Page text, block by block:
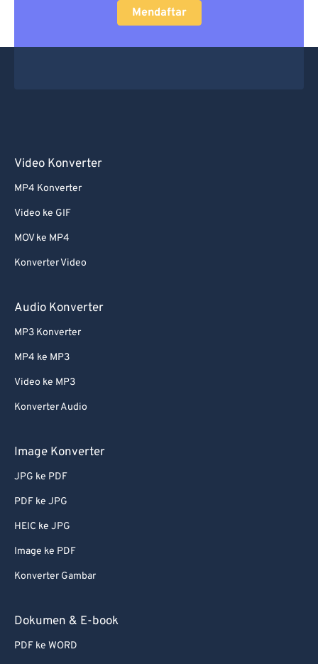
Mendaftar
Video Konverter
MP4 Konverter
Video ke GIF
MOV ke MP4
Konverter Video
Audio Konverter
MP3 Konverter
MP4 ke MP3
Video ke MP3
Konverter Audio
Image Konverter
JPG ke PDF
PDF ke JPG
HEIC ke JPG
Image ke PDF
Konverter Gambar
Dokumen & E-book
PDF ke WORD